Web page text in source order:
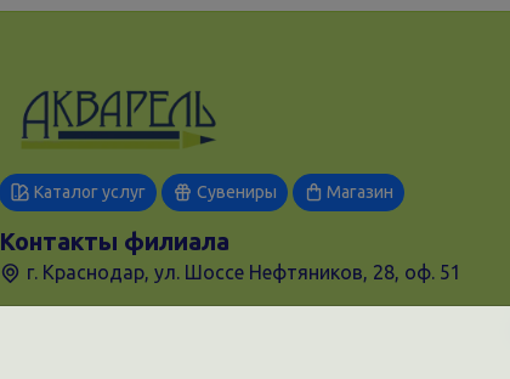
Каталог услуг Сувениры Магазин
Контакты филиала
г. Краснодар, ул. Шоссе Нефтяников, 28, оф. 51